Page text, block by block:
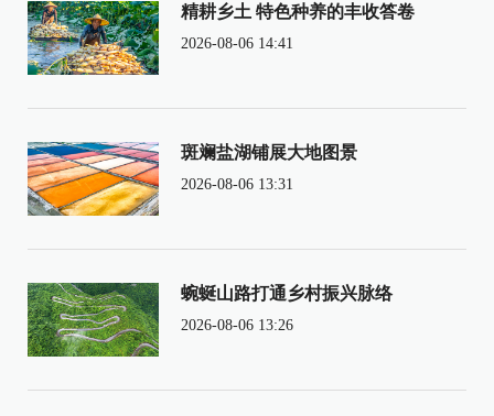
精耕乡土 特色种养的丰收答卷
2026-08-06 14:41
斑斓盐湖铺展大地图景
2026-08-06 13:31
蜿蜒山路打通乡村振兴脉络
2026-08-06 13:26